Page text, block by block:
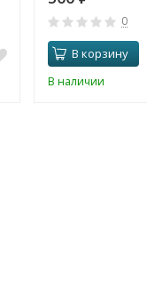
0
В корзину
В наличии